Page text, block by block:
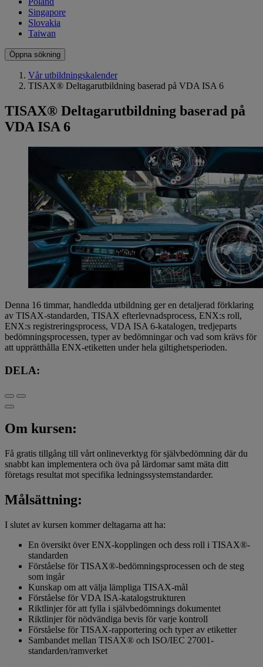
Singapore
Slovakia
Taiwan
Öppna sökning
Vår utbildningskalender
TISAX® Deltagarutbildning baserad på VDA ISA 6
TISAX® Deltagarutbildning baserad på
VDA ISA 6
Denna 16 timmar, handledda utbildning ger en detaljerad förklaring
av TISAX-standarden, TISAX efterlevnadsprocess, ENX:s roll,
ENX:s registreringsprocess, VDA ISA 6-katalogen, tredjeparts
bedömningsprocessen, typer av bedömningar och vad som krävs för
att upprätthålla ENX-etiketten under hela giltighetsperioden.
DELA:
Om kursen:
Få gratis tillgång till vårt onlineverktyg för självbedömning där du
snabbt kan implementera och öva på lärdomar samt mäta ditt
företags resultat mot specifika ledningssystemstandarder.
Målsättning:
I slutet av kursen kommer deltagarna att ha:
En översikt över ENX-kopplingen och dess roll i TISAX®-
standarden
Förståelse för TISAX®-bedömningsprocessen och de steg
som ingår
Kunskap om att välja lämpliga TISAX-mål
Förståelse för VDA ISA-katalogstrukturen
Riktlinjer för att fylla i självbedömnings dokumentet
Riktlinjer för nödvändiga bevis för varje kontroll
Förståelse för TISAX-rapportering och typer av etiketter
Sambandet mellan TISAX® och ISO/IEC 27001-
standarden/ramverket